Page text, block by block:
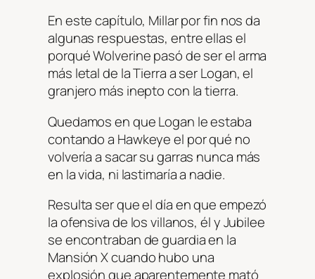
En este capítulo, Millar por fin nos da
algunas respuestas, entre ellas el
porqué Wolverine pasó de ser el arma
más letal de la Tierra a ser Logan, el
granjero más inepto con la tierra.
Quedamos en que Logan le estaba
contando a Hawkeye el por qué no
volvería a sacar su garras nunca más
en la vida, ni lastimaría a nadie.
Resulta ser que el día en que empezó
la ofensiva de los villanos, él y Jubilee
se encontraban de guardia en la
Mansión X cuando hubo una
explosión que aparentemente mató